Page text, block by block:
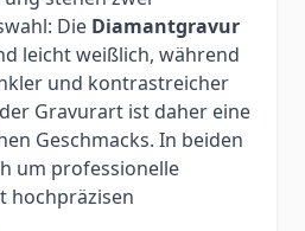
Die Diamantgravur
leicht weißlich, während
und kontrastreicher
Gravurart ist daher eine
Geschmacks. In beiden
um professionelle
hochpräzisen